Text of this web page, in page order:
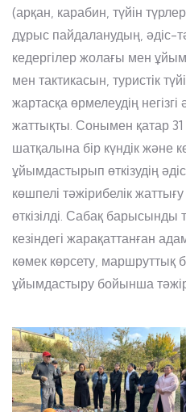
(арқан, карабин, түйін
дұрыс пайдаланудың, әдіс-
кедергілер жолағы мен
мен тактикасын, туристік
жартасқа өрмелеудің негізгі
жаттықты. Сонымен қатар 31
шатқалына бір күндік және
ұйымдастырып өткізудің
көшпелі тәжірибелік
өткізілді. Сабақ барысынды
кезіндегі жарақаттанған
көмек көрсету, маршруттық
ұйымдастыру бойынша